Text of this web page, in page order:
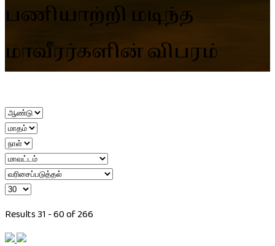
பணியாற்றி மடிந்த
மாவீரர்களின் விபரம்
Results 31 - 60 of 266